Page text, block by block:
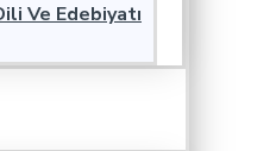
Ve Edebiyatı